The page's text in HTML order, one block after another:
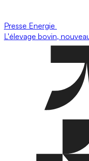
Presse Energie
L'élevage bovin,